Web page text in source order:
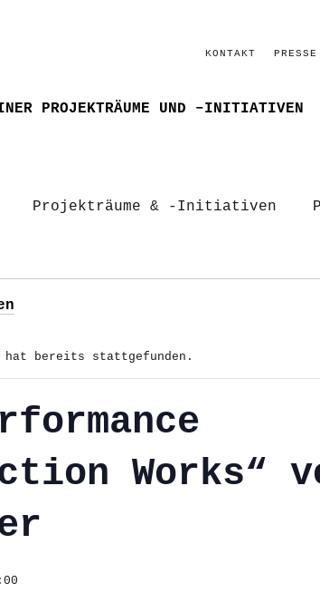
KONTAKT PRESSE
PROJEKTRÄUME UND –INITIATIVEN
Projekträume & -Initiativen
hat bereits stattgefunden.
Works“